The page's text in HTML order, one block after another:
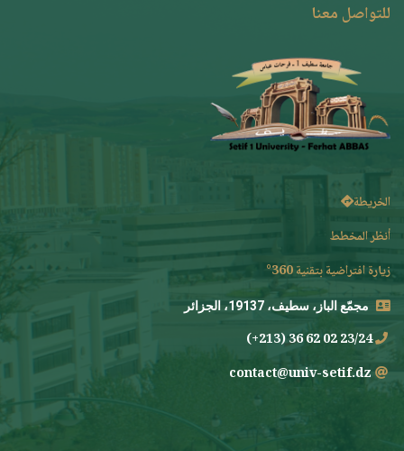
للتواصل معنا
الخريطة
أنظر المخطط
زيارة افتراضية بتقنية 360°
مجمّع الباز، سطيف، 19137، الجزائر
23/24 02 62 36 (213+)
contact@univ-setif.dz